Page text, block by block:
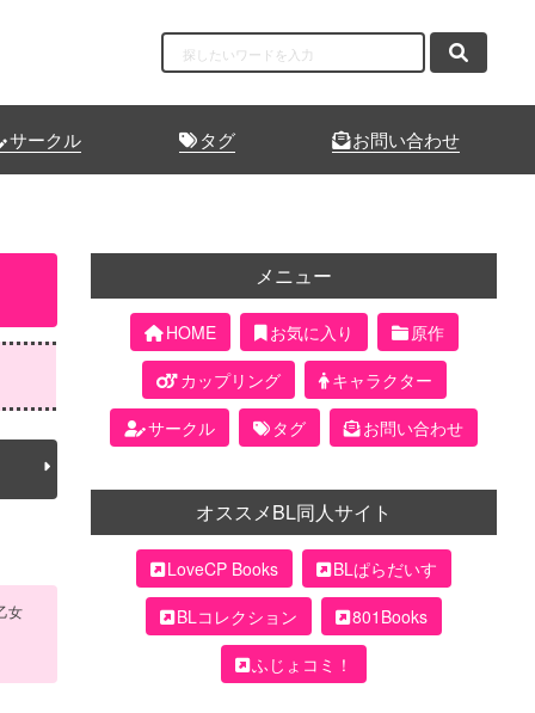
サークル タグ お問い合わせ
女
キ
メニュー
HOME お気に入り
原作
カップリング
キャラクター
サークル
タグ お問い合わせ
オススメBL同人サイト
LoveCP Books
BLぱらだいす
BLコレクション
801Books
ふじょコミ！